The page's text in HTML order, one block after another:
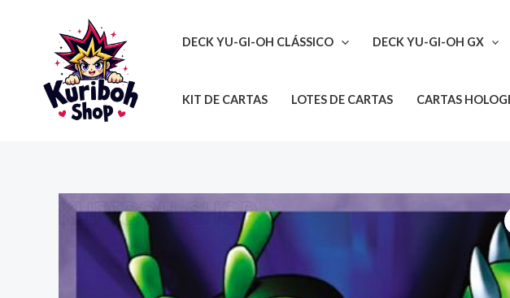
conteúdo
DECK YU-GI-OH CLÁSSICO DECK YU-GI-OH GX
KIT DE CARTAS LOTES DE CARTAS CARTAS